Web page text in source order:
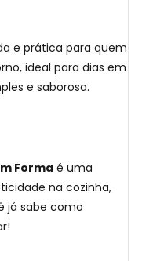
e prática para quem
ideal para dias em
e saborosa.
Formaé uma
na cozinha,
já sabe como